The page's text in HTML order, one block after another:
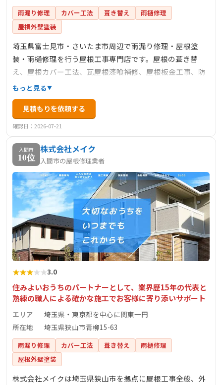
雨漏り修理 カバー工法 葺き替え
雨樋修理
屋根外壁塗装
埼玉県富士見市・さいたま市周辺で雨漏り修理・屋根塗
装・雨樋修理を行う屋根工事専門店です。屋根の葺き替
え、屋根カバー工法、瓦屋根漆喰補修、屋根板金工事、防
水工事なども承っております。創業18年、累計1,200棟の施
工実績があり、建築施工管理技士など有資格者が現場で施
工いたします。自社施工により中間マージンなしの低価格
を実現し、最長15年保証で定期点検も行います。
もっと見る
見積もりを依頼する
確認日：2026-07-21
入間市
10位
株式会社メイク
入間市の屋根修理業者
★★★★★3.0
住みよいおうちのパートナーとして、業界歴15年の代表と
熟練の職人による確かな施工でお客様に寄り添いサポート
エリア
埼玉県・東京都を中心に関東一円
所在地
埼玉県狭山市青柳15-63
雨漏り修理 カバー工法 葺き替え
雨樋修理
屋根外壁塗装
株式会社メイクは埼玉県狭山市を拠点に屋根工事全般、外